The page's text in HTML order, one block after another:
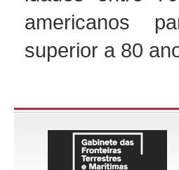
americanos
superior a 80